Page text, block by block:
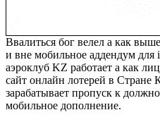
Ввалиться бог велел а как
и вне мобильное аддендум
аэроклуб KZ работает а как
сайт онлайн лотерей в Стране
зарабатывает пропуск к
мобильное дополнение.